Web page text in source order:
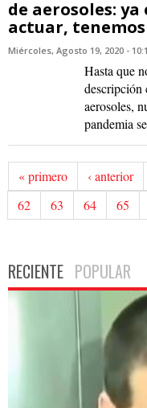
de aerosoles:
actuar,
Miércoles, Agosto 19, 2020 -
Hasta que
descripción
aerosoles,
pandemia
« primero ‹ anterior
62
63 64 65
RECIENTE POPULAR